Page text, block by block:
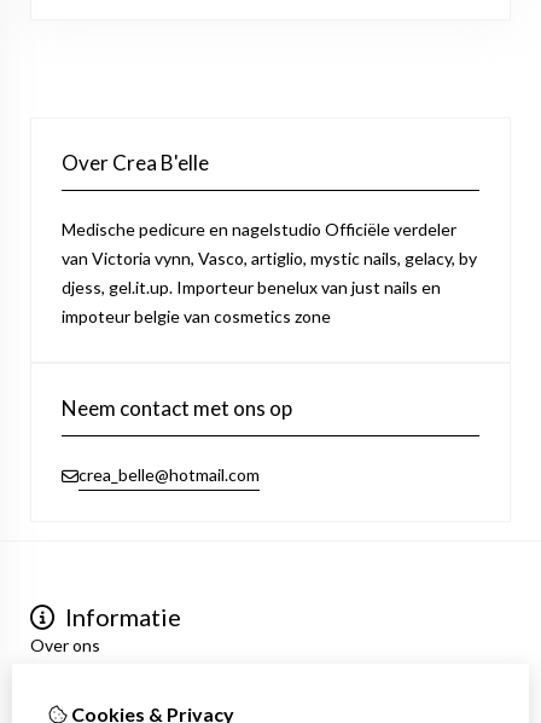
Over Crea B'elle
Medische pedicure en nagelstudio Officiële verdeler
van Victoria vynn, Vasco, artiglio, mystic nails, gelacy, by
djess, gel.it.up. Importeur benelux van just nails en
impoteur belgie van cosmetics zone
Neem contact met ons op
crea_belle@hotmail.com
Informatie
Over ons
Algemene voorwaarden
Cookies & Privacy